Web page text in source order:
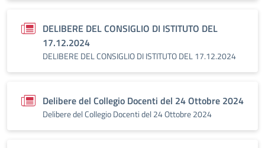
DELIBERE DEL CONSIGLIO DI ISTITUTO DEL
17.12.2024
DELIBERE DEL CONSIGLIO DI ISTITUTO DEL 17.12.2024
Delibere del Collegio Docenti del 24 Ottobre 2024
Delibere del Collegio Docenti del 24 Ottobre 2024